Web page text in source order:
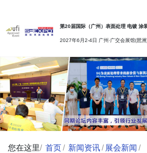
第20届国际（广州）表面处理 电镀 涂
2027年6月2-4日 广州·广交会展馆(琶洲
您在这里/ 首页 / 新闻资讯 / 展会新闻 /